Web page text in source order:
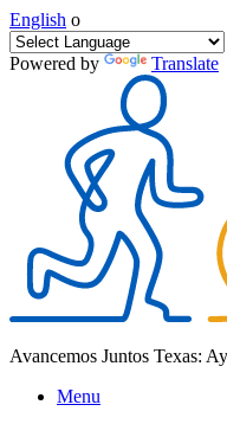
English o
Powered by Translate
Avancemos Juntos Texas:
Menu